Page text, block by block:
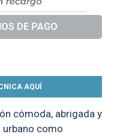
DE PAGO
AQUÍ
cómoda, abrigada y
urbano como